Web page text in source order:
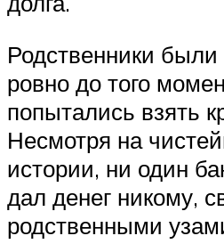
Родственники
ровно до того
попытались взять
Несмотря на
истории, ни один
дал денег никому,
родственными